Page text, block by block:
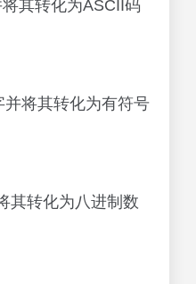
其转化为ASCII码
将其转化为有符号
其转化为八进制数